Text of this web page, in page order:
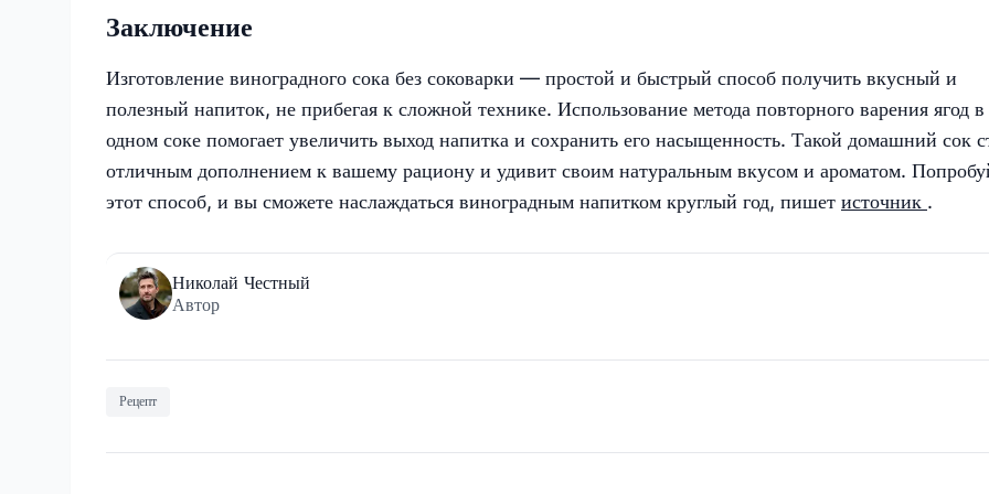
Заключение
Изготовление виноградного сока без соковарки — простой и быстрый способ получить вкусный и
полезный напиток, не прибегая к сложной технике. Использование метода повторного варения ягод в
одном соке помогает увеличить выход напитка и сохранить его насыщенность. Такой домашний сок
отличным дополнением к вашему рациону и удивит своим натуральным вкусом и ароматом.
этот способ, и вы сможете наслаждаться виноградным напитком круглый год, пишет источник .
Николай Честный
Автор
Рецепт